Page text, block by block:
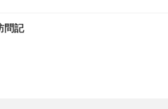
問記